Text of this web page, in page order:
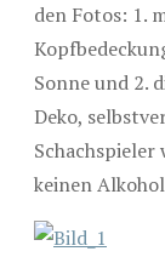
den Fotos: 1.
Sonne und 2.
Deko,
keinen